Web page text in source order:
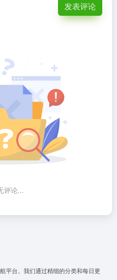
发表评论
评论...
平台。我们通过精细的分类和每日更